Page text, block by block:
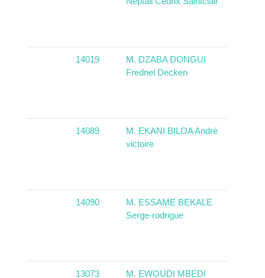
14019
M. DZABA DONGUI
Frednel Decken
14089
M. EKANI BILOA André
victoire
14090
M. ESSAME BEKALE
Serge-rodrigue
13073 M. EWOUDI MBEDI